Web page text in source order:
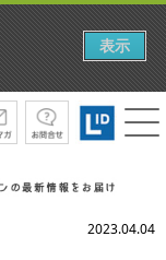
2023.04.04
表示